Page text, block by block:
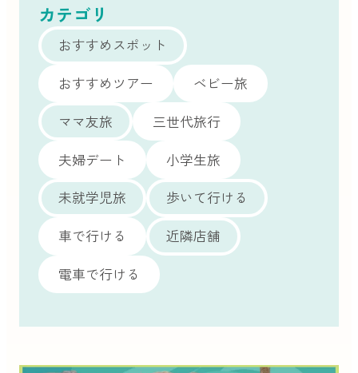
カテゴリ
おすすめスポット
おすすめツアー
ベビー旅
ママ友旅
三世代旅行
夫婦デート
小学生旅
未就学児旅
歩いて行ける
車で行ける
近隣店舗
電車で行ける